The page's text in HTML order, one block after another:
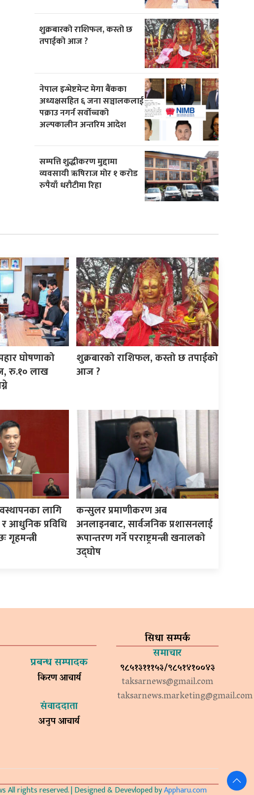
शुक्रबारको राशिफल, कस्तो छ
तपाईको आज ?
नेपाल इन्भेष्टमेन्ट मेगा बैंकका
अध्यक्षसहित ६ जना सञ्चालकलाई
पक्राउ नगर्न सर्वोच्चको
अल्पकालीन अन्तरिम आदेश
सम्पत्ति शुद्धीकरण मुद्दामा
व्यवसायी ऋषिराज मोर १ करोड
रुपैयाँ धरौटीमा रिहा
घाेषणाको
रु.१० लाख
शुक्रबारको राशिफल, कस्तो छ तपाईको
आज ?
लागि
र आधुनिक प्रविधि
गृहमन्त्री
कन्सुलर प्रमाणीकरण अब
अनलाइनबाट, सार्वजनिक प्रशासनलाई
रूपान्तरण गर्ने परराष्ट्रमन्त्री खनालको
उद्घोष
प्रबन्ध सम्पादक
किरण आचार्य
संवाददाता
अनुप आचार्य
सिधा सम्पर्क
समाचार
९८५१३१११५३/९८५१४१००४३
taksarnews@gmail.com
taksarnews.marketing@gmail.com
All rights reserved. | Designed & Devevloped byAppharu.com